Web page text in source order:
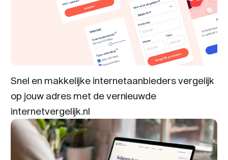
Snel en makkelijke internetaanbieders vergelijk
op jouw adres met de vernieuwde
internetvergelijk.nl